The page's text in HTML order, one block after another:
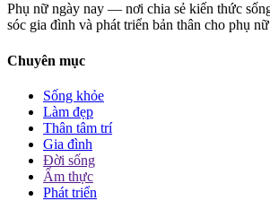
Phụ nữ ngày nay — nơi chia sẻ kiến thức
sóc gia đình và phát triển bản thân cho phụ
Chuyên mục
Sống khỏe
Làm đẹp
Thân tâm trí
Gia đình
Đời sống
Ẩm thực
Phát triển